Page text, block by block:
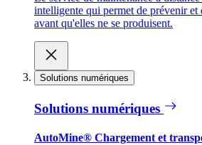
intelligente qui permet de prévenir et
avant qu'elles ne se produisent.
Solutions numériques
Solutions numériques
AutoMine® Chargement et